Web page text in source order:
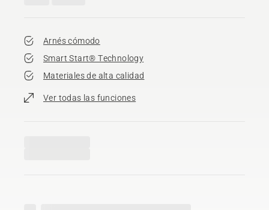
Arnés cómodo
Smart Start® Technology
Materiales de alta calidad
Ver todas las funciones